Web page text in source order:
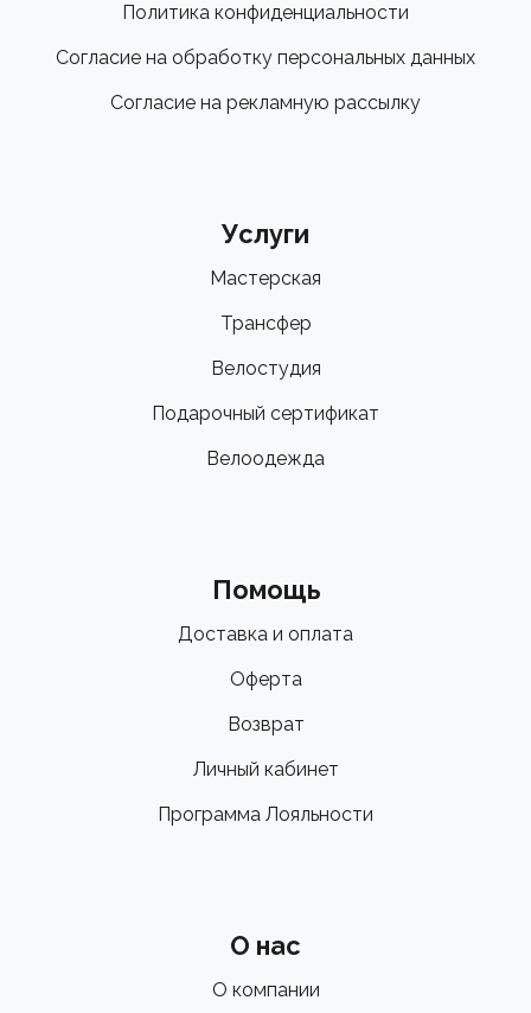
Политика конфиденциальности
Согласие на обработку персональных данных
Согласие на рекламную рассылку
Услуги
Мастерская
Трансфер
Велостудия
Подарочный сертификат
Велоодежда
Помощь
Доставка и оплата
Оферта
Возврат
Личный кабинет
Программа Лояльности
О нас
О компании